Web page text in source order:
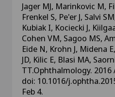
Jager MJ, Marinkovic M,
Frenkel S, Pe'er J, Salvi
Kubiak I, Kociecki J,
Cohen VM, Sagoo MS,
Eide N, Krohn J, Midena
JD, Kilic E, Blasi MA,
TT.Ophthalmology. 2016
doi: 10.1016/
Feb 4.